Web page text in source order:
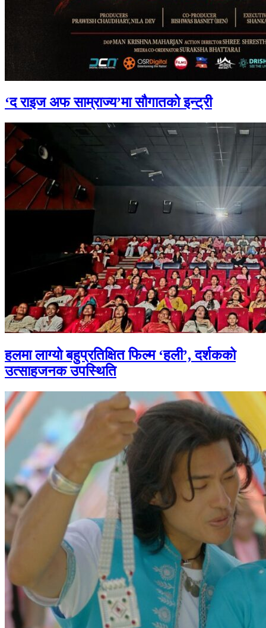
‘द राइज अफ साम्राज्य’मा सौगातको इन्ट्री
हलमा लाग्यो बहुप्रतिक्षित फिल्म ‘हली’, दर्शकको
उत्साहजनक उपस्थिति